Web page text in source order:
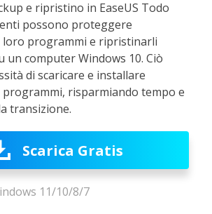
e ripristino in EaseUS Todo
possono proteggere
loro programmi e ripristinarli
un computer Windows 10. Ciò
di scaricare e installare
risparmiando tempo e
transizione.
Scarica Gratis
11/10/8/7